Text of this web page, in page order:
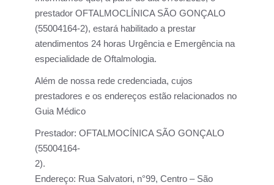
prestador OFTALMOCLÍNICA SÃO GONÇALO
(55004164-2), estará habilitado a prestar
atendimentos 24 horas Urgência e Emergência na
especialidade de Oftalmologia.
Além de nossa rede credenciada, cujos
prestadores e os endereços estão relacionados no
Guia Médico
Prestador: OFTALMOCÍNICA SÃO GONÇALO
(55004164-
2).
Endereço: Rua Salvatori, n°99, Centro – São